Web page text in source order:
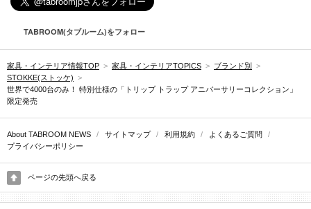
TABROOM(タブルーム)をフォロー
家具・インテリア情報TOP > 家具・インテリアTOPICS > ブランド別
>
STOKKE(ストッケ) >
世界で4000台のみ！ 特別仕様の「トリップ トラップ アニバーサリーコレクション」
限定発売
About TABROOM NEWS / サイトマップ / 利用規約 / よくあるご質問
/
プライバシーポリシー
ページの先頭へ戻る